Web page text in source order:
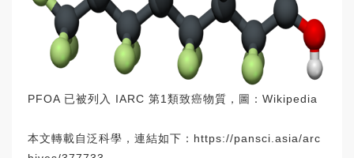
PFOA 已被列入 IARC 第1類致癌物質，圖：Wikipedia
本文轉載自泛科學，連結如下： https://pansci.asia/arc